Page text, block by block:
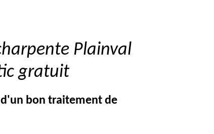
Plainval
gratuit
d'un bon traitement de